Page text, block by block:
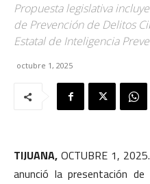
Propuesta legislativa
de Prevención de Delitos
Estatal de Inteligencia
octubre 1, 2025
TIJUANA,OCTUBRE 1,
anunció la presentación